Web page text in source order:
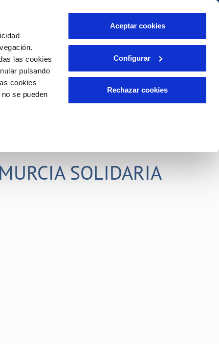
las cookies
pulsando
cookies
se pueden
Aceptar cookies
Configurar
Rechazar cookies
INCIDENCIAS
Comunica anomalías o posibles
PORTAL DE TRANSPARENCIA
Área de clientes
SOLIDARIA